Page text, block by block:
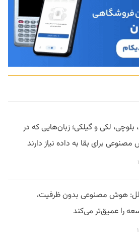
بلوچی، لکی و گیلکی؛ زبان‌هایی که در
برای بقا به داده نیاز دارند
هوش مصنوعی بدون ظرفیت،
را عمیق‌تر می‌کند